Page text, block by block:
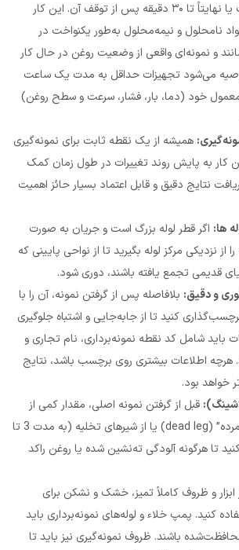
در حال کار است یا نهایتاً تا ۳۰ دقیقه پس از توقف آن. این کار
نامحلول و نیمه‌محلول به‌طور یکنواخت در
و نمونه‌ای واقعی از وضعیت روغن در حال کار
می‌شود تجهیزات حداقل به مدت یک ساعت
خود (دما، بار، فشار، سرعت و سطح روغن)
همیشه از یک نقطه ثابت برای نمونه‌گیری
کار به پایش روند تغییرات در طول زمان کمک
نتایج دقیق و قابل اعتماد بسیار حائز اهمیت
ها: اگر قطر لوله بزرگ است و جریان به صورت
از نزدیکی مرکز لوله بگیرید تا از نواحی پایینی که
قدیمی تجمع یافته باشند، دوری شود.
و دقیق: بلافاصله پس از گرفتن نمونه، آن را با
کنید تا از جابه‌جایی و اشتباه جلوگیری
باید شامل کد نقطه نمونه‌برداری، نام تجاری و
هرچه اطلاعات بیشتری روی برچسب باشد، نتایج
خواهد بود.
قبل از گرفتن نمونه اصلی، مقدار کمی از
روغن را از “پای مرده” (dead leg) یا از شیرهای تخلیه (به مدت 3 تا
کنید تا هرگونه آلودگی ته‌نشین شده یا روغن راکد
ابزار و ظروف کاملاً تمیز، خشک و نشکن برای
کنید. پمپ خلاء و لوله‌های نمونه‌برداری باید
باشند. ظروف نمونه‌گیری نیز باید تا